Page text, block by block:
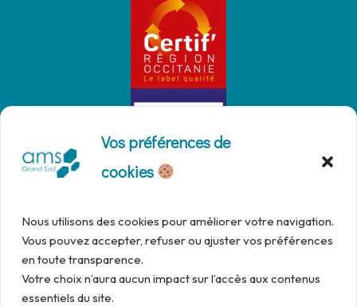
Vos préférences de
cookies
Nous utilisons des cookies pour améliorer votre navigation.
Vous pouvez accepter, refuser ou ajuster vos préférences
en toute transparence.
Votre choix n’aura aucun impact sur l’accès aux contenus
essentiels du site.